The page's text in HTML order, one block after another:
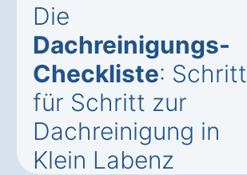
Die
Dachreinigungs-
Checkliste: Schritt
für Schritt zur
Dachreinigung in
Klein Labenz